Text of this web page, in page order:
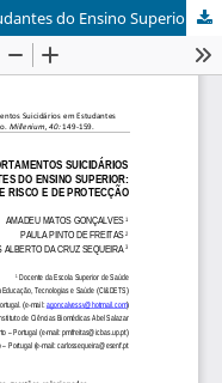
Comportamentos Suicidários em Estudantes do Ensino Superior: Factores de Risco e de Protecção